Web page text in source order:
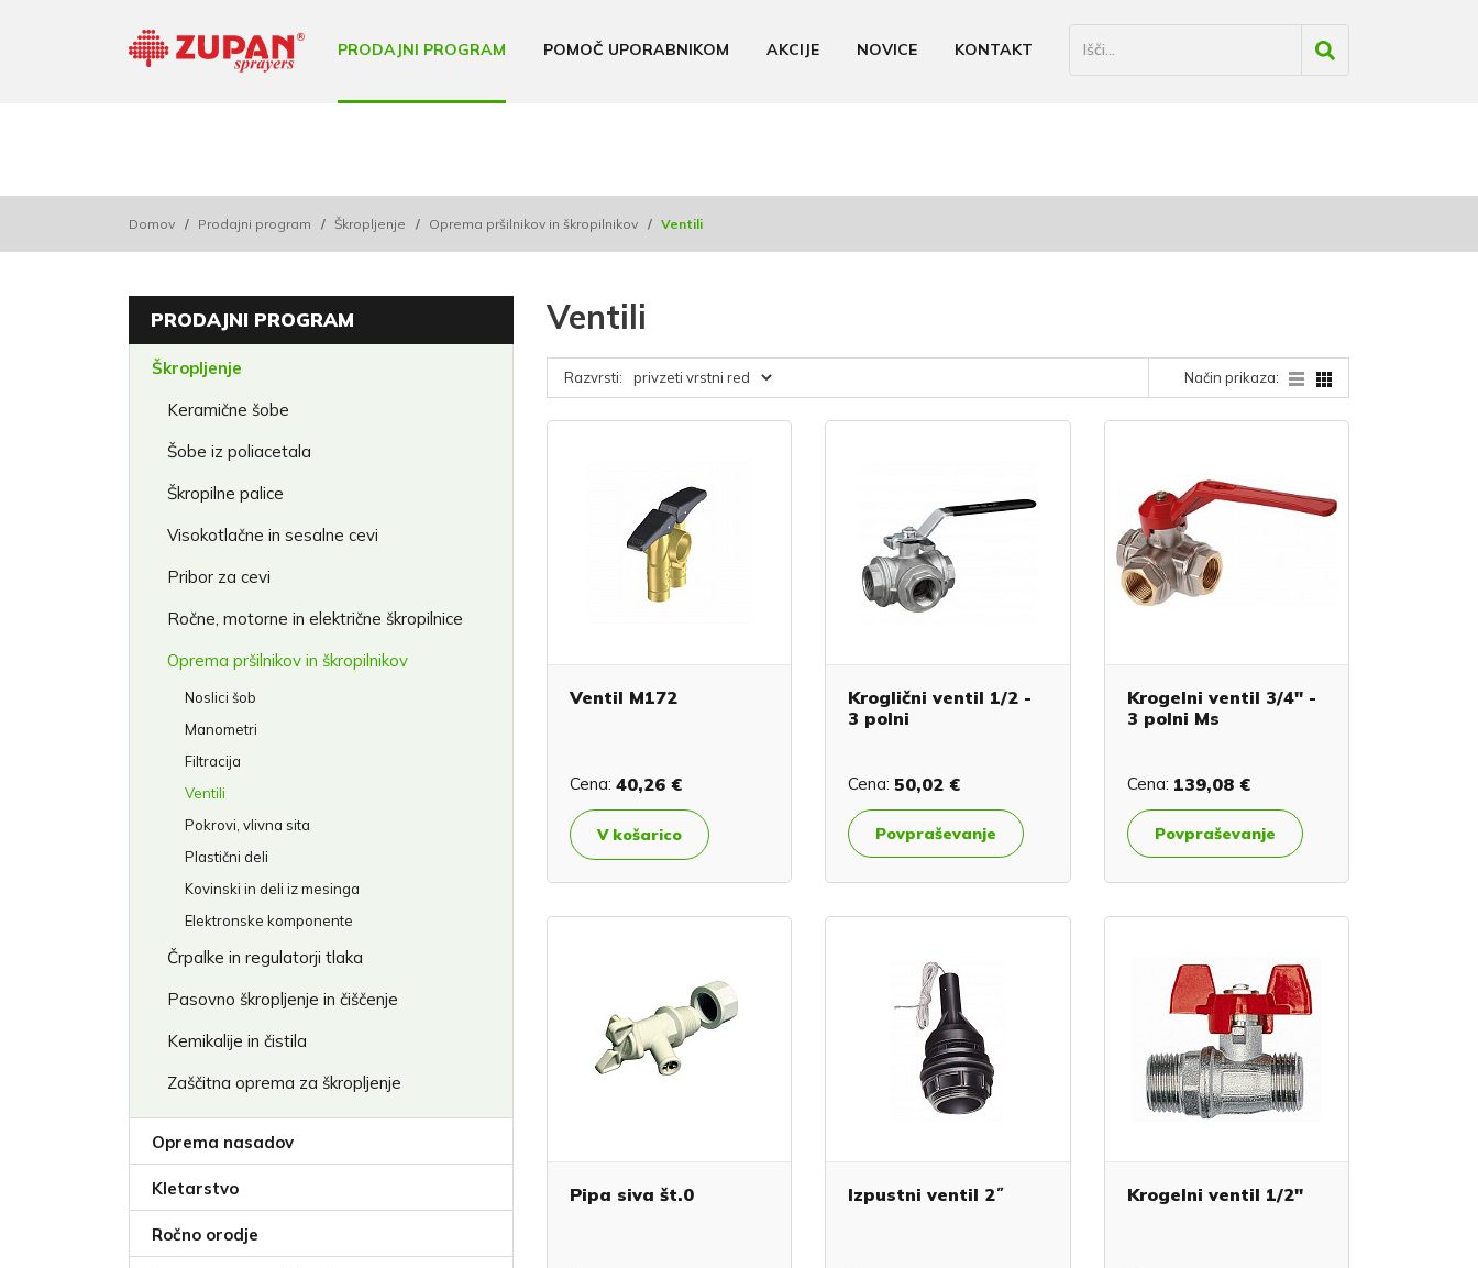
PRODAJNI PROGRAM POMOČ UPORABNIKOM AKCIJE NOVICE KONTAKT
Domov / Prodajni program / Škropljenje / Oprema pršilnikov in škropilnikov / Ventili
PRODAJNI PROGRAM
Škropljenje
Keramične šobe
Šobe iz poliacetala
Škropilne palice
Visokotlačne in sesalne cevi
Pribor za cevi
Ročne, motorne in električne škropilnice
Oprema pršilnikov in škropilnikov
Noslici šob
Manometri
Filtracija
Ventili
Pokrovi, vlivna sita
Plastični deli
Kovinski in deli iz mesinga
Elektronske komponente
Črpalke in regulatorji tlaka
Pasovno škropljenje in čiščenje
Kemikalije in čistila
Zaščitna oprema za škropljenje
Oprema nasadov
Kletarstvo
Ročno orodje
Ventili
Razvrsti: Način prikaza:
Ventil M172
Cena: 40,26 €
V košarico
Kroglični ventil 1/2 -
3 polni
Cena: 50,02 €
Povpraševanje
Krogelni ventil 3/4" -
3 polni Ms
Cena: 139,08 €
Povpraševanje
Pipa siva št.0 Izpustni ventil 2˝ Krogelni ventil 1/2"